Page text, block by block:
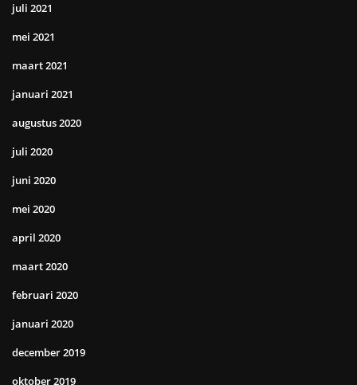
juli 2021
mei 2021
maart 2021
januari 2021
augustus 2020
juli 2020
juni 2020
mei 2020
april 2020
maart 2020
februari 2020
januari 2020
december 2019
oktober 2019